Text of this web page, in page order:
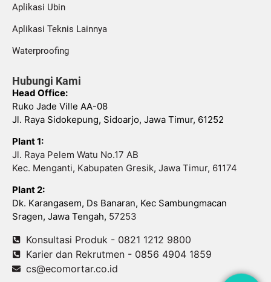
Aplikasi Ubin
Aplikasi Teknis Lainnya
Waterproofing
Hubungi Kami
Head Office:
Ruko Jade Ville AA-08
Jl. Raya Sidokepung, Sidoarjo, Jawa Timur, 61252
Plant 1:
Jl. Raya Pelem Watu No.17 AB
Kec. Menganti, Kabupaten Gresik, Jawa Timur, 61174
Plant 2:
Dk. Karangasem, Ds Banaran, Kec Sambungmacan
Sragen, Jawa Tengah, 57253
Konsultasi Produk - 0821 1212 9800
Karier dan Rekrutmen - 0856 4904 1859
cs@ecomortar.co.id